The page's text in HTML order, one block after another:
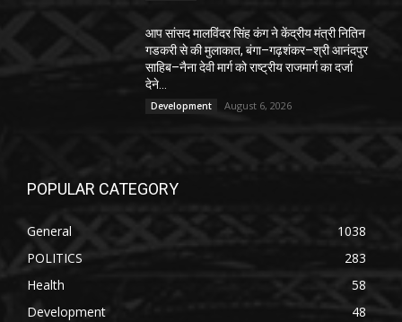
आप सांसद मालविंदर सिंह कंग ने केंद्रीय मंत्री नितिन
गडकरी से की मुलाकात, बंगा–गढ़शंकर–श्री आनंदपुर
साहिब–नैना देवी मार्ग को राष्ट्रीय राजमार्ग का दर्जा
देने...
Development August 6, 2026
POPULAR CATEGORY
General
1038
POLITICS
283
Health
58
Development
48